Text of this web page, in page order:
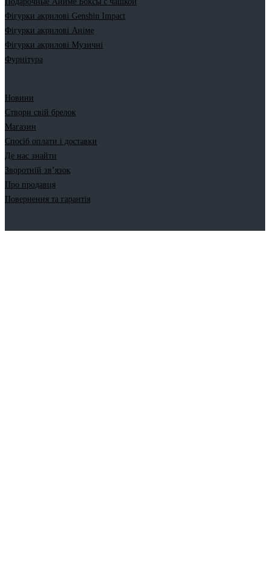
Фігурки акрилові Genshin Impact
Фігурки акрилові Аніме
Фігурки акрилові Музичні
Фурнітура
Новини
Створи свій брелок
Магазин
Спосіб оплати і доставки
Де нас знайти
Зворотній зв’язок
Про продавця
Повернення та гарантія